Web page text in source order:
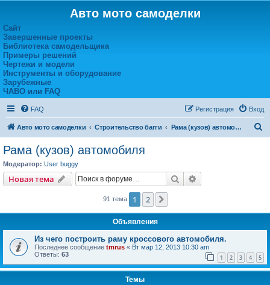
Авто мото самоделки
Сайт
Завершенные проекты
Библиотека самодельщика
Примеры решений
Чертежи и модели
Инструменты и оборудование
Зарубежные
ЧАВО или FAQ
FAQ Вход
Регистрация
Авто мото самоделки Строительство багги Рама (кузов) автомобиля
Рама (кузов) автомобиля
Модератор: User buggy
Новая тема Поиск
91 тема 1 2
Объявления
Из чего построить раму кроссового автомобиля.
Последнее сообщение tmrus « Вт мар 12, 2013 10:30 am
Ответы: 63 1 2 3 4 5
Темы